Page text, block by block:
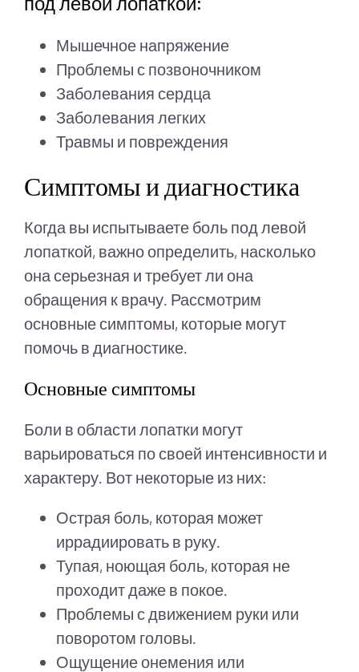
Мышечное напряжение
Проблемы с позвоночником
Заболевания сердца
Заболевания легких
Травмы и повреждения
Симптомы и диагностика
Когда вы испытываете боль под левой
лопаткой, важно определить, насколько
она серьезная и требует ли она
обращения к врачу. Рассмотрим
основные симптомы, которые могут
помочь в диагностике.
Основные симптомы
Боли в области лопатки могут
варьироваться по своей интенсивности и
характеру. Вот некоторые из них:
Острая боль, которая может
иррадиировать в руку.
Тупая, ноющая боль, которая не
проходит даже в покое.
Проблемы с движением руки или
поворотом головы.
Ощущение онемения или